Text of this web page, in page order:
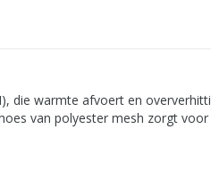
die warmte afvoert en
van polyester mesh zorgt